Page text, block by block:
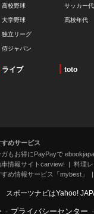
高校野球
大学野球
独立リーグ
侍ジャパン
サッカー
高校年代
ライブ toto
すめサービス
ガもお得にPayPayで
車情報サイトcarview!
料理
すめ情報サービス「mybest」
スポーツナビはYahoo!
- プライバシーセンター -